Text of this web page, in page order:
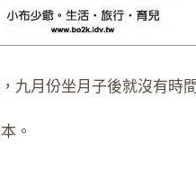
九月份坐月子後就沒有時
。